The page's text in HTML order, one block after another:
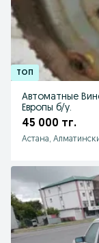
Автоматные
Европы б/у.
45 000 тг.
Астана,